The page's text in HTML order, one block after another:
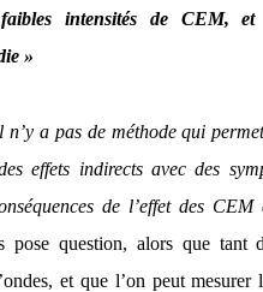
intensités de CEM, et
»
n’y a pas de méthode qui
effets indirects avec des
de l’effet des
pose question, alors que tant
et que l’on peut